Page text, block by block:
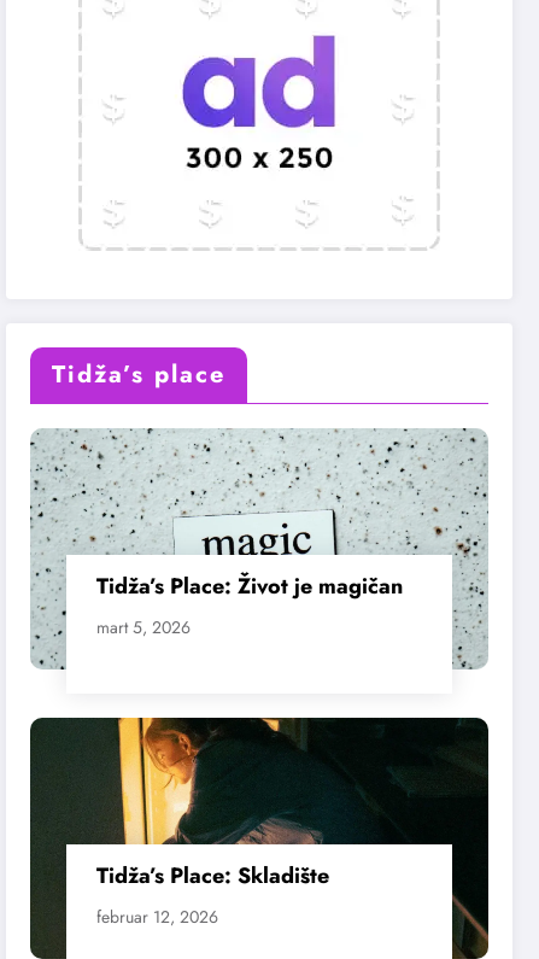
Tidža’s place
Tidža’s Place: Život je magičan
mart 5, 2026
Tidža’s Place: Skladište
februar 12, 2026